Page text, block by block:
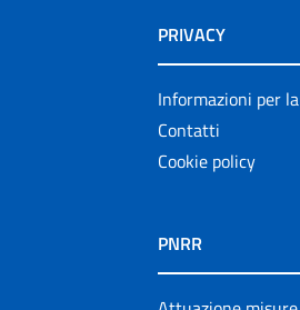
PRIVACY
Informazioni per
Contatti
Cookie policy
PNRR